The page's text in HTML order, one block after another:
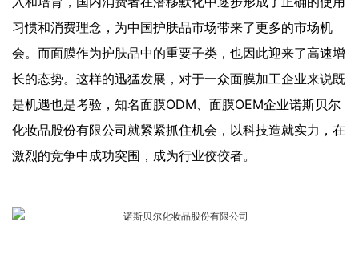
习惯和消费理念，为中国护肤品市场带来了更多的市场机
会。而面膜作为护肤品中的重要子类，也因此迎来了高速增
长的态势。这样的迅猛发展，对于一众面膜加工企业来说既
是机遇也是考验，知名面膜ODM、面膜OEM企业诺斯贝尔
化妆品股份有限公司就紧紧抓住机会，以科技造就实力，在
激烈的竞争中成功突围，成为行业佼佼者。